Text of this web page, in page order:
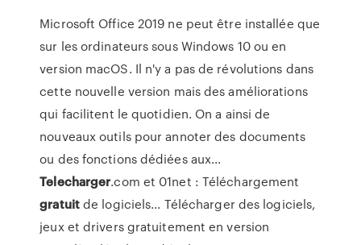
Microsoft Office 2019 ne peut être installée que
sur les ordinateurs sous Windows 10 ou en
version macOS. Il n'y a pas de révolutions dans
cette nouvelle version mais des améliorations
qui facilitent le quotidien. On a ainsi de
nouveaux outils pour annoter des documents
ou des fonctions dédiées aux...
Telecharger.com et 01net : Téléchargement
gratuitde logiciels... Télécharger des logiciels,
jeux et drivers gratuitement en version